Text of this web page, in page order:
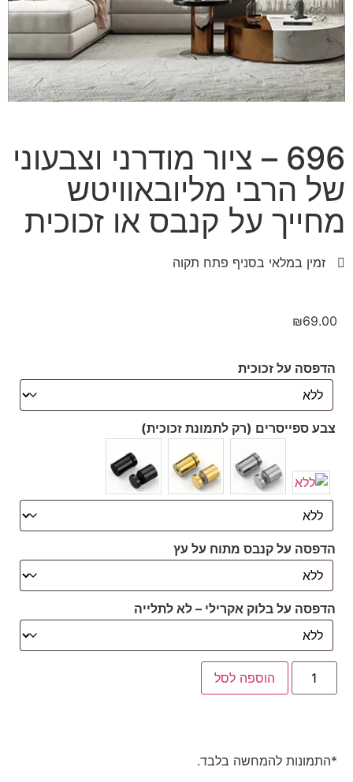
696 – ציור מודרני וצבעוני
של הרבי מליובאוויטש
מחייך על קנבס או זכוכית
זמין במלאי בסניף פתח תקוה
₪69.00
הדפסה על זכוכית
צבע ספייסרים (רק לתמונת זכוכית)
הדפסה על קנבס מתוח על עץ
הדפסה על בלוק אקרילי – לא לתלייה
הוספה לסל
*התמונות להמחשה בלבד.